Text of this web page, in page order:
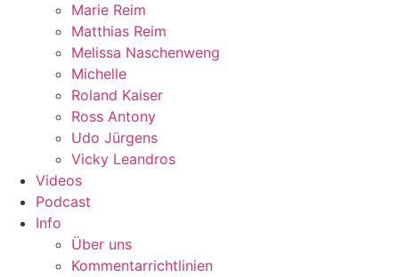
Marie Reim
Matthias Reim
Melissa Naschenweng
Michelle
Roland Kaiser
Ross Antony
Udo Jürgens
Vicky Leandros
Videos
Podcast
Info
Über uns
Kommentarrichtlinien